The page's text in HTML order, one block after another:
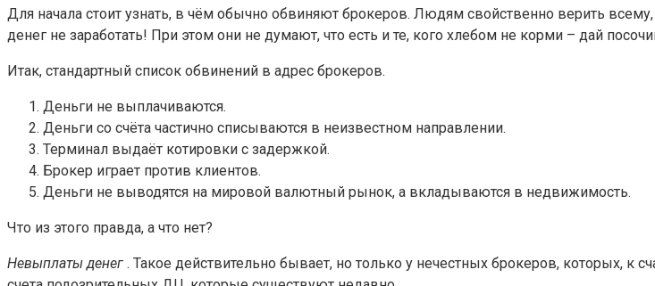
Для начала стоит узнать, в чём обычно обвиняют брокеров. Людям свойственно верить
денег не заработать! При этом они не думают, что есть и те, кого хлебом не корми – дай
Итак, стандартный список обвинений в адрес брокеров.
Деньги не выплачиваются.
Деньги со счёта частично списываются в неизвестном направлении.
Терминал выдаёт котировки с задержкой.
Брокер играет против клиентов.
Деньги не выводятся на мировой валютный рынок, а вкладываются в недвижимость.
Что из этого правда, а что нет?
Невыплаты денег . Такое действительно бывает, но только у нечестных брокеров, которых, к